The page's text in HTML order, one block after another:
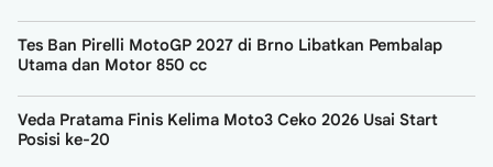
Tes Ban Pirelli MotoGP 2027 di Brno Libatkan Pembalap
Utama dan Motor 850 cc
Veda Pratama Finis Kelima Moto3 Ceko 2026 Usai Start
Posisi ke-20